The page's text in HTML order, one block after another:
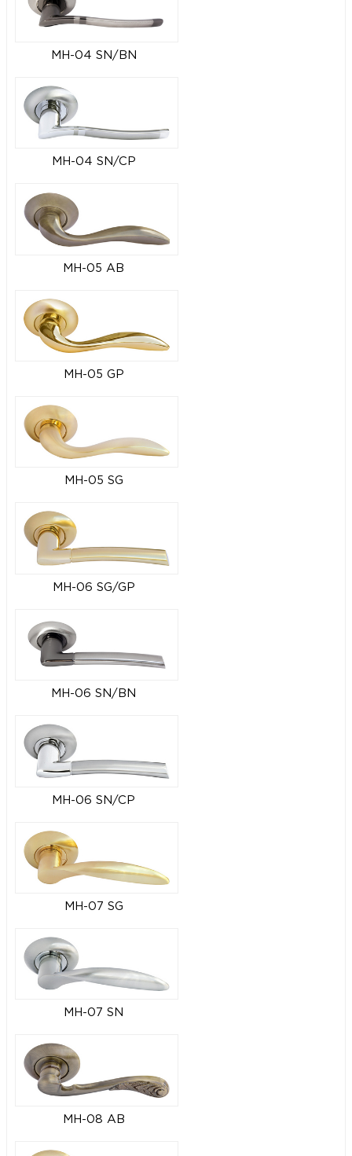
MH-04 SN/BN
MH-04 SN/CP
MH-05 AB
MH-05 GP
MH-05 SG
MH-06 SG/GP
MH-06 SN/BN
MH-06 SN/CP
MH-07 SG
MH-07 SN
MH-08 AB